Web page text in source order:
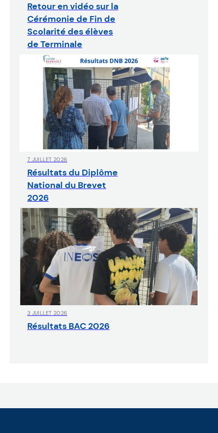
Retour en vidéo sur la
Cérémonie de Fin de
Scolarité des élèves
de Terminale
7 JUILLET 2026
Résultats du Diplôme
National du Brevet
2026
3 JUILLET 2026
Résultats BAC 2026